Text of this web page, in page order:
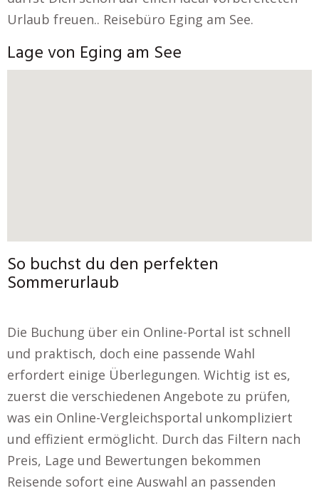
Urlaub freuen.. Reisebüro Eging am See.
Lage von Eging am See
So buchst du den perfekten
Sommerurlaub
Die Buchung über ein Online-Portal ist schnell
und praktisch, doch eine passende Wahl
erfordert einige Überlegungen. Wichtig ist es,
zuerst die verschiedenen Angebote zu prüfen,
was ein Online-Vergleichsportal unkompliziert
und effizient ermöglicht. Durch das Filtern nach
Preis, Lage und Bewertungen bekommen
Reisende sofort eine Auswahl an passenden